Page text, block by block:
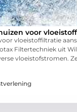
voor
vloeistoffiltratie
Filtertechniek uit
vloeistofstromen.